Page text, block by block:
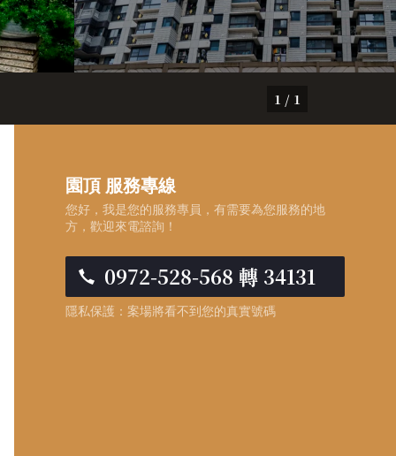
1 / 1
園頂 服務專線
您好，我是您的服務專員，有需要為您服務的地
方，歡迎來電諮詢！
0972-528-568 轉 34131
隱私保護：案場將看不到您的真實號碼